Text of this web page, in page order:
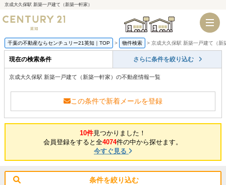
京成大久保駅 新築一戸建て（新築一軒家）
千葉店 船橋店
千葉の不動産ならセンチュリー21英知｜TOP 物件検索 京成大久保駅 新築一戸建て（新
現在の検索条件 さらに条件を絞り込む
京成大久保駅 新築一戸建て（新築一軒家）の不動産情報一覧
この条件で新着メールを登録
10件見つかりました！
会員登録をすると全4074件の中から探せます。
今すぐ見る
条件を絞り込む